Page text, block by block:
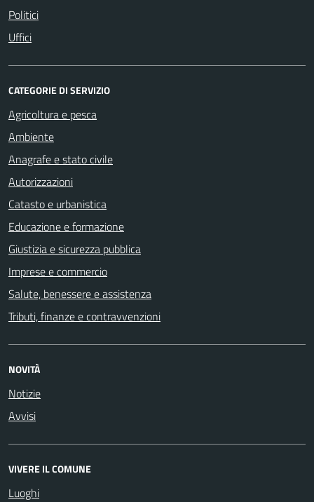
Politici
Uffici
CATEGORIE DI SERVIZIO
Agricoltura e pesca
Ambiente
Anagrafe e stato civile
Autorizzazioni
Catasto e urbanistica
Educazione e formazione
Giustizia e sicurezza pubblica
Imprese e commercio
Salute, benessere e assistenza
Tributi, finanze e contravvenzioni
NOVITÀ
Notizie
Avvisi
VIVERE IL COMUNE
Luoghi